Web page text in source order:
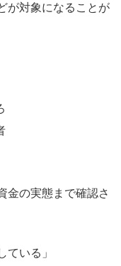
が対象になることが
金の実態まで確認さ
ている」